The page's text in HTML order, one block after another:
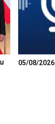
05/08/2026